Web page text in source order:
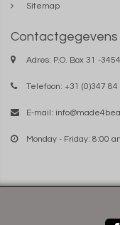
Sitemap
Contactgegevens
Adres: P.O. Box 31 -
Telefoon: +31 (0)347 84
E-mail:
Monday - Friday: 8:00